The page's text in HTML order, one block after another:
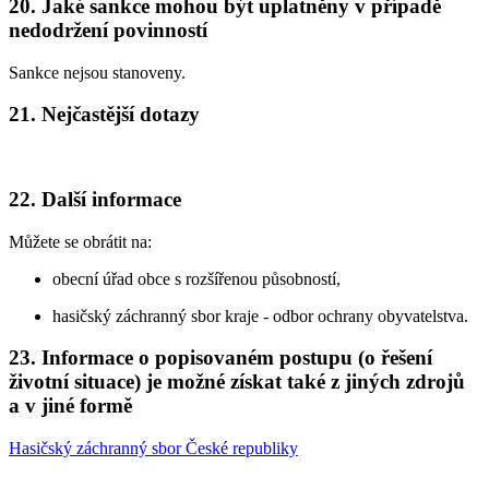
20. Jaké sankce mohou být uplatněny v případě
nedodržení povinností
Sankce nejsou stanoveny.
21. Nejčastější dotazy
22. Další informace
Můžete se obrátit na:
obecní úřad obce s rozšířenou působností,
hasičský záchranný sbor kraje - odbor ochrany obyvatelstva.
23. Informace o popisovaném postupu (o řešení
životní situace) je možné získat také z jiných zdrojů
a v jiné formě
Hasičský záchranný sbor České republiky